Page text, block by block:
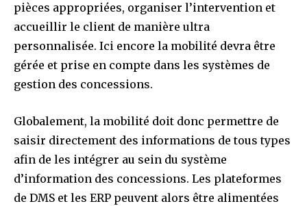
pièces appropriées, organiser l’intervention et
accueillir le client de manière ultra
personnalisée. Ici encore la mobilité devra être
gérée et prise en compte dans les systèmes de
gestion des concessions.
Globalement, la mobilité doit donc permettre de
saisir directement des informations de tous types
afin de les intégrer au sein du système
d’information des concessions. Les plateformes
de DMS et les ERP peuvent alors être alimentées